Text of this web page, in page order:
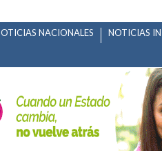
NACIONALES NOTICIAS